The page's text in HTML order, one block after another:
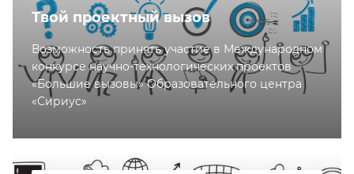
Твой проектный вызов
Возможность принять участие в Международном
конкурсе научно-технологических проектов
«Большие вызовы» Образовательного центра
«Сириус»